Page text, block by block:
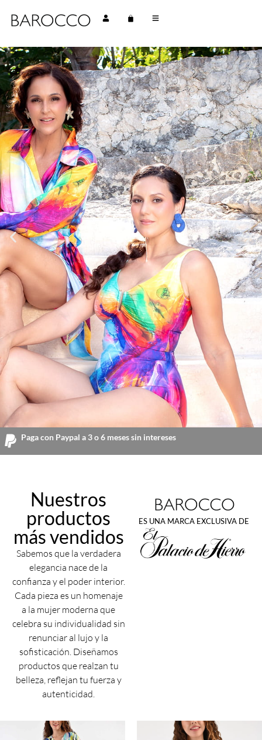
Ver colección
Ver colección
Ver colección
Ver colección
Ver colección
Ver colección
Paga con Paypal a 3 o 6 meses sin intereses
Nuestros
productos
más vendidos
Sabemos que la verdadera
elegancia nace de la
confianza y el poder interior.
Cada pieza es un homenaje
a la mujer moderna que
celebra su individualidad sin
renunciar al lujo y la
sofisticación. Diseñamos
productos que realzan tu
belleza, reflejan tu fuerza y
autenticidad.
ES UNA MARCA EXCLUSIVA DE